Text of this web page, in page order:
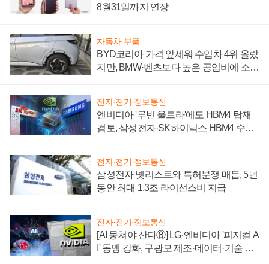
8월31일까지 연장
자동차·부품
BYD코리아 가격 앞세워 수입차 4위 올랐
지만, BMW·벤츠보다 높은 공임비에 소비
전자·전기·정보통신
엔비디아 '루빈 울트라'에도 HBM4 탑재
검토, 삼성전자·SK하이닉스 HBM4 수율
전자·전기·정보통신
삼성전자 넷리스트와 특허분쟁 매듭, 5년
동안 최대 1.3조 라이선스비 지급
전자·전기·정보통신
[AI 뭉쳐야 산다⑧] LG·엔비디아 '피지컬 A
I' 동맹 강화, 구광모 제조·데이터·기술 결